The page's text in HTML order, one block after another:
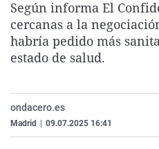
Según informa El
cercanas a la
habría pedido más
estado de salud.
ondacero.es
Madrid 09.07.2025 16:41